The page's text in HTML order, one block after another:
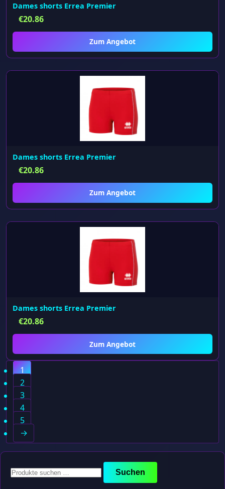
Dames shorts Errea Premier
€20.86
Zum Angebot
Dames shorts Errea Premier
€20.86
Zum Angebot
Dames shorts Errea Premier
€20.86
Zum Angebot
1
2
3
4
5
→
Suchen
nach:
Suchen